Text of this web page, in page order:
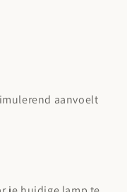
aanvoelt